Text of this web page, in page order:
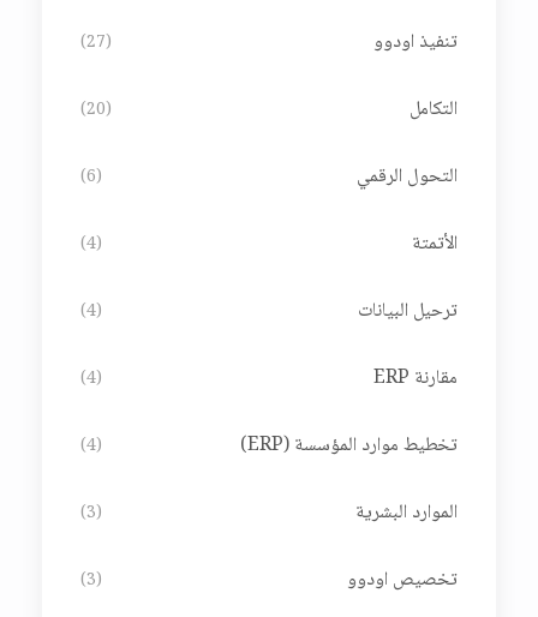
تنفيذ اودوو (27)
التكامل (20)
التحول الرقمي (6)
الأتمتة (4)
ترحيل البيانات (4)
مقارنة ERP (4)
تخطيط موارد المؤسسة (ERP) (4)
الموارد البشرية (3)
تخصيص اودوو (3)